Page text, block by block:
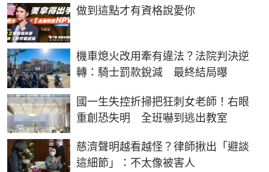
做到這點才有資格說愛你
PR
機車熄火改用牽有違法？法院判決逆
轉：騎士罰款銳減 最終結局曝
國一生失控折掃把狂刺女老師！右眼
重創恐失明 全班嚇到逃出教室
慈濟聲明越看越怪？律師揪出「避談
這細節」：不太像被害人